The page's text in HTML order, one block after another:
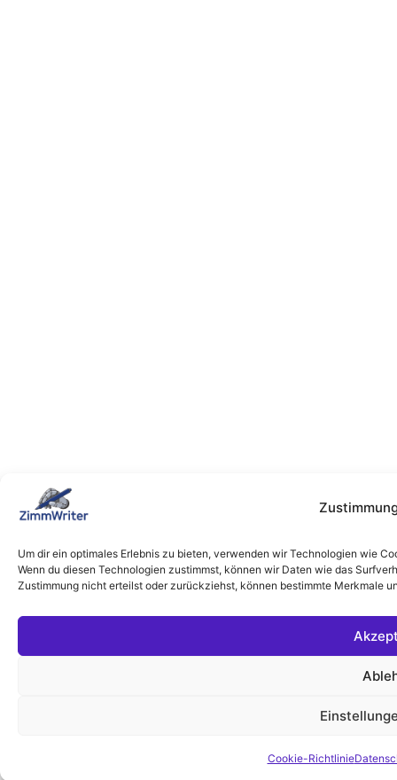
Um dir ein optimales Erlebnis zu bieten, verwenden wir Technologien wie
Wenn du diesen Technologien zustimmst, können wir Daten wie das
Zustimmung nicht erteilst oder zurückziehst, können bestimmte Merkmale
Cookie-Richtlinie